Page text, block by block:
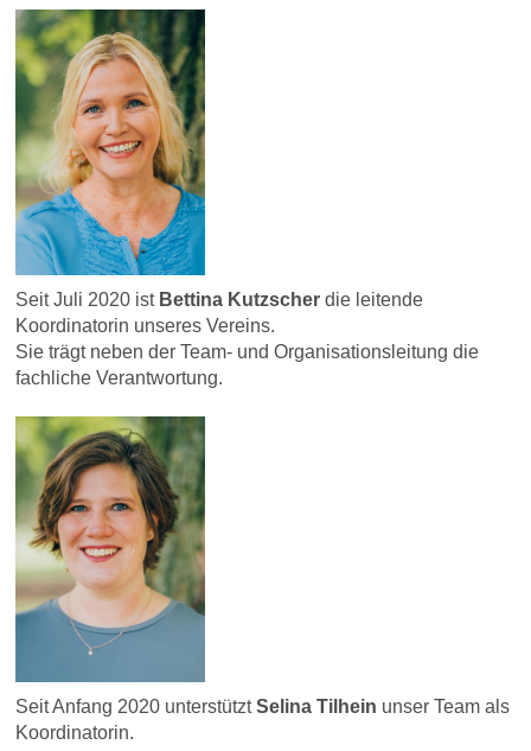
Seit Juli 2020 ist Bettina Kutzscher die leitende
Koordinatorin unseres Vereins.
Sie trägt neben der Team- und Organisationsleitung die
fachliche Verantwortung.
Seit Anfang 2020 unterstütztSelina Tilhein unser Team als
Koordinatorin.